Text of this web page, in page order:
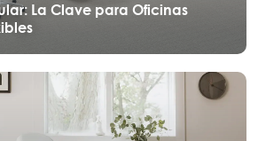
La Clave para Oficinas